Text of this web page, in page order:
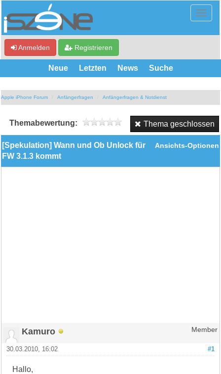
Anmelden Registrieren
Neue Letzten News Suche
Apple iPhone Forum Anfängerfragen Anfängerfragen & Notdienst
Thema geschlossen
Themabewertung:
Ansichts-Optionen
[Spekulation] Wann und Ob Unlock für
FW 3.1.3 kommt
Kamuro Member
#1
30.03.2010, 16:02
Hallo,